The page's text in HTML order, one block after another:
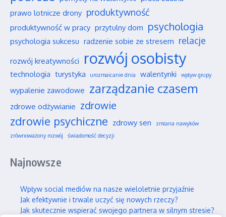
prawo lotnicze drony produktywność
produktywność w pracy przytulny dom psychologia
psychologia sukcesu radzenie sobie ze stresem relacje
rozwój kreatywności rozwój osobisty
technologia turystyka urozmaicanie dnia walentynki wpływ grupy
wypalenie zawodowe zarządzanie czasem
zdrowe odżywianie zdrowie
zdrowie psychiczne zdrowy sen
zmiana nawyków
zrównoważony rozwój
świadomość decyzji
Najnowsze
Wpływ social mediów na nasze wieloletnie przyjaźnie
Jak efektywnie i trwale uczyć się nowych rzeczy?
Jak skutecznie wspierać swojego partnera w silnym stresie?